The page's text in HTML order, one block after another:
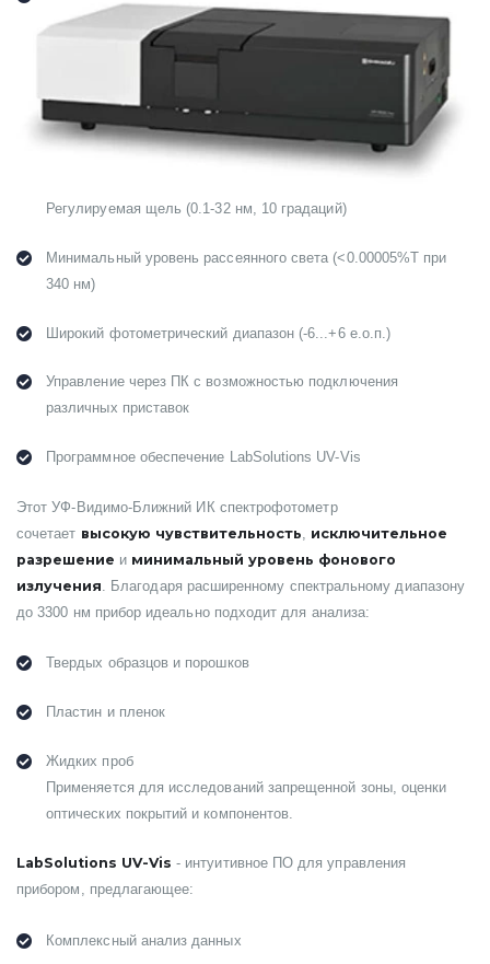
Регулируемая щель (0.1-32 нм, 10 градаций)
Минимальный уровень рассеянного света (<0.00005%Т при
340 нм)
Широкий фотометрический диапазон (-6...+6 е.о.п.)
Управление через ПК с возможностью подключения
различных приставок
Программное обеспечение LabSolutions UV-Vis
Этот УФ-Видимо-Ближний ИК спектрофотометр
сочетает высокую чувствительность
исключительное
разрешение и минимальный уровень фонового
излучения . Благодаря расширенному спектральному диапазону
до 3300 нм прибор идеально подходит для анализа:
Твердых образцов и порошков
Пластин и пленок
Жидких проб
Применяется для исследований запрещенной зоны, оценки
оптических покрытий и компонентов.
LabSolutions UV-Vis - интуитивное ПО для управления
прибором, предлагающее:
Комплексный анализ данных